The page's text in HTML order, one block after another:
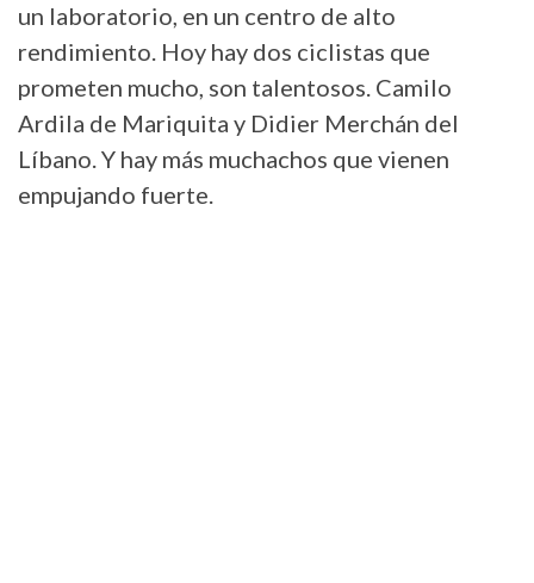
un laboratorio, en un centro de alto
rendimiento. Hoy hay dos ciclistas que
prometen mucho, son talentosos. Camilo
Ardila de Mariquita y Didier Merchán del
Líbano. Y hay más muchachos que vienen
empujando fuerte.